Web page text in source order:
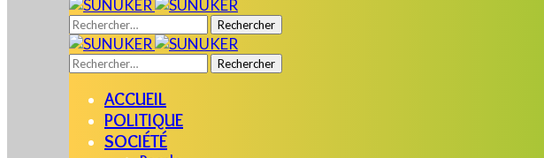
Rechercher :
Rechercher :
ACCUEIL
POLITIQUE
SOCIÉTÉ